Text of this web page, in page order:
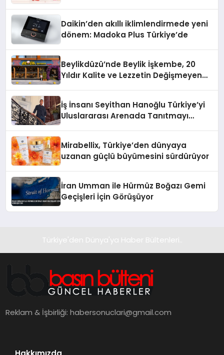
Daikin’den akıllı iklimlendirmede yeni
dönem: Madoka Plus Türkiye’de
Beylikdüzü’nde Beylik İşkembe, 20
Yıldır Kalite ve Lezzetin Değişmeyen
İş İnsanı Seyithan Hanoğlu Türkiye’yi
Uluslararası Arenada Tanıtmayı
Mirabellix, Türkiye’den dünyaya
uzanan güçlü büyümesini sürdürüyor
İran Umman ile Hürmüz Boğazı Gemi
Geçişleri İçin Görüşüyor
Türkiye'den Dünya'ya Haber Bültenleri..
Reklam & İşbirliği:habersonuclari@gmail.com